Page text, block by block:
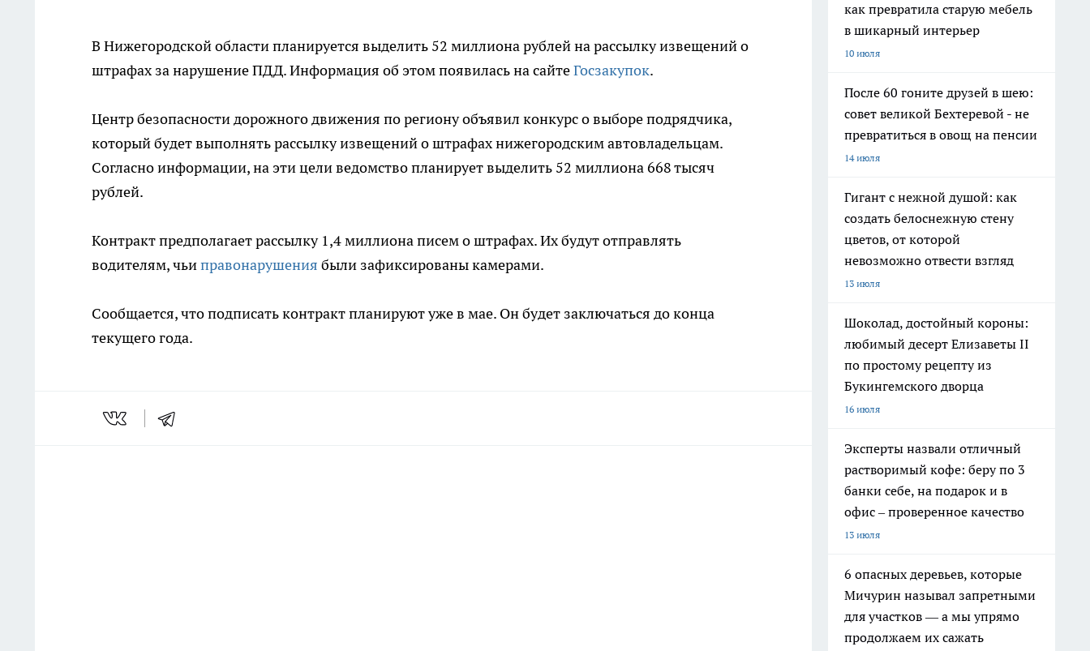
В Нижегородской области планируется выделить 52 миллиона рублей на рассылку извещений о
штрафах за нарушение ПДД. Информация об этом появилась на сайтеГосзакупок.
Центр безопасности дорожного движения по региону объявил конкурс о выборе подрядчика,
который будет выполнять рассылку извещений о штрафах нижегородским автовладельцам.
Согласно информации, на эти цели ведомство планирует выделить 52 миллиона 668 тысяч
рублей.
Контракт предполагает рассылку 1,4 миллиона писем о штрафах. Их будут отправлять
водителям, чьиправонарушения были зафиксированы камерами.
Сообщается, что подписать контракт планируют уже в мае. Он будет заключаться до конца
текущего года.
как превратила старую мебель
в шикарный интерьер
10 июля
После 60 гоните друзей в шею:
совет великой Бехтеревой - не
превратиться в овощ на пенсии
14 июля
Гигант с нежной душой: как
создать белоснежную стену
цветов, от которой
невозможно отвести взгляд
13 июля
Шоколад, достойный короны:
любимый десерт Елизаветы II
по простому рецепту из
Букингемского дворца
16 июля
Эксперты назвали отличный
растворимый кофе: беру по 3
банки себе, на подарок и в
офис – проверенное качество
13 июля
6 опасных деревьев, которые
Мичурин называл запретными
для участков — а мы упрямо
продолжаем их сажать